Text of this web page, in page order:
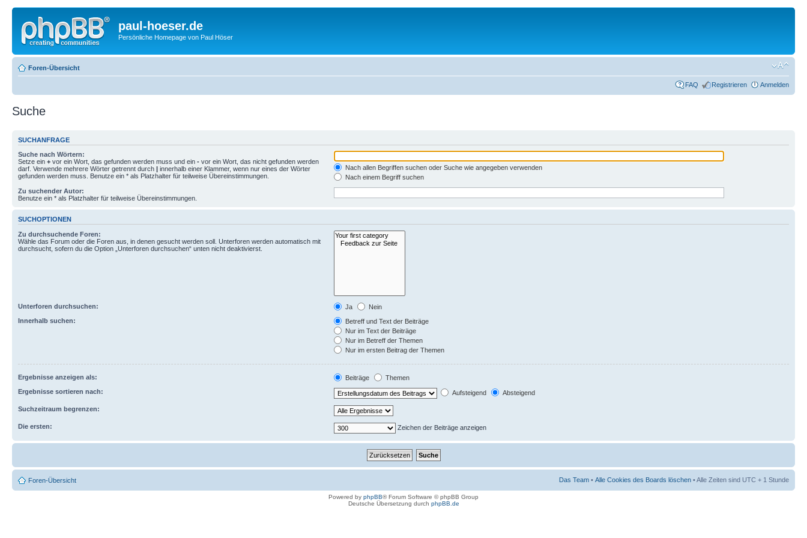
paul-hoeser.de
Persönliche Homepage von Paul Höser
Foren-Übersicht
FAQ Registrieren Anmelden
Suche
SUCHANFRAGE
Suche nach Wörtern:
Setze ein + vor ein Wort, das gefunden werden muss und ein - vor ein Wort, das nicht gefunden werden
darf. Verwende mehrere Wörter getrennt durch | innerhalb einer Klammer, wenn nur eines der Wörter
gefunden werden muss. Benutze ein * als Platzhalter für teilweise Übereinstimmungen.
Nach allen Begriffen suchen oder Suche wie angegeben verwenden
Nach einem Begriff suchen
Zu suchender Autor:
Benutze ein * als Platzhalter für teilweise Übereinstimmungen.
SUCHOPTIONEN
Zu durchsuchende Foren:
Wähle das Forum oder die Foren aus, in denen gesucht werden soll. Unterforen werden automatisch mit
durchsucht, sofern du die Option „Unterforen durchsuchen“ unten nicht deaktivierst.
Unterforen durchsuchen: Ja
Nein
Innerhalb suchen:
Betreff und Text der Beiträge
Nur im Text der Beiträge
Nur im Betreff der Themen
Nur im ersten Beitrag der Themen
Ergebnisse anzeigen als: Beiträge
Themen
Ergebnisse sortieren nach:
Aufsteigend Absteigend
Suchzeitraum begrenzen:
Die ersten: Zeichen der Beiträge anzeigen
Foren-Übersicht Das Team • Alle Cookies des Boards löschen • Alle Zeiten sind UTC + 1 Stunde
Powered by phpBB® Forum Software © phpBB Group
Deutsche Übersetzung durch phpBB.de